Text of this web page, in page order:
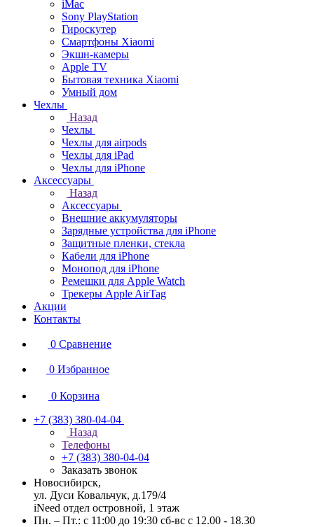
iMac
Sony PlayStation
Гироскутер
Смартфоны Xiaomi
Экшн-камеры
Apple TV
Бытовая техника Xiaomi
Умный дом
Чехлы
Назад
Чехлы
Чехлы для airpods
Чехлы для iPad
Чехлы для iPhone
Аксессуары
Назад
Аксессуары
Внешние аккумуляторы
Зарядные устройства для iPhone
Защитные пленки, стекла
Кабели для iPhone
Монопод для iPhone
Ремешки для Apple Watch
Трекеры Apple AirTag
Акции
Контакты
0 Сравнение
0 Избранное
0 Корзина
+7 (383) 380-04-04
Назад
Телефоны
+7 (383) 380-04-04
Заказать звонок
Новосибирск,
ул. Дуси Ковальчук, д.179/4
iNeed отдел островной, 1 этаж
Пн. – Пт.: с 11:00 до 19:30 сб-вс с 12.00 - 18.30